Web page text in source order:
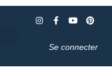
Se connecter